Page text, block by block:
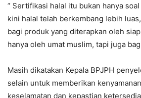
“ Sertifikasi halal itu bukan hanya
kini halal telah berkembang lebih
bagi produk yang diterapkan oleh
hanya oleh umat muslim, tapi juga
Masih dikatakan Kepala BPJPH
selain untuk memberikan
keselamatan dan kepastian